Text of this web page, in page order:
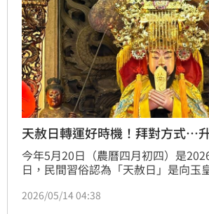
天赦日轉運好時機！拜對方式…
今年5月20日（農曆四月初四）是
日，民間習俗認為「天赦日」是向玉
因果病或事業不順、官司纏身，都可
2026/05/14 04:38